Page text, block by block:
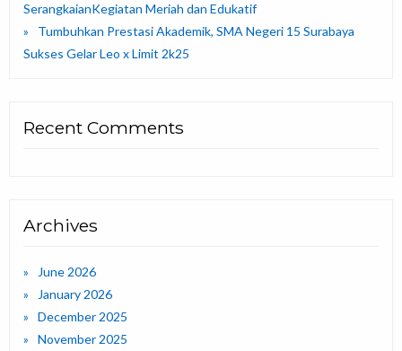
SerangkaianKegiatan Meriah dan Edukatif
Tumbuhkan Prestasi Akademik, SMA Negeri 15 Surabaya
Sukses Gelar Leo x Limit 2k25
Recent Comments
Archives
June 2026
January 2026
December 2025
November 2025